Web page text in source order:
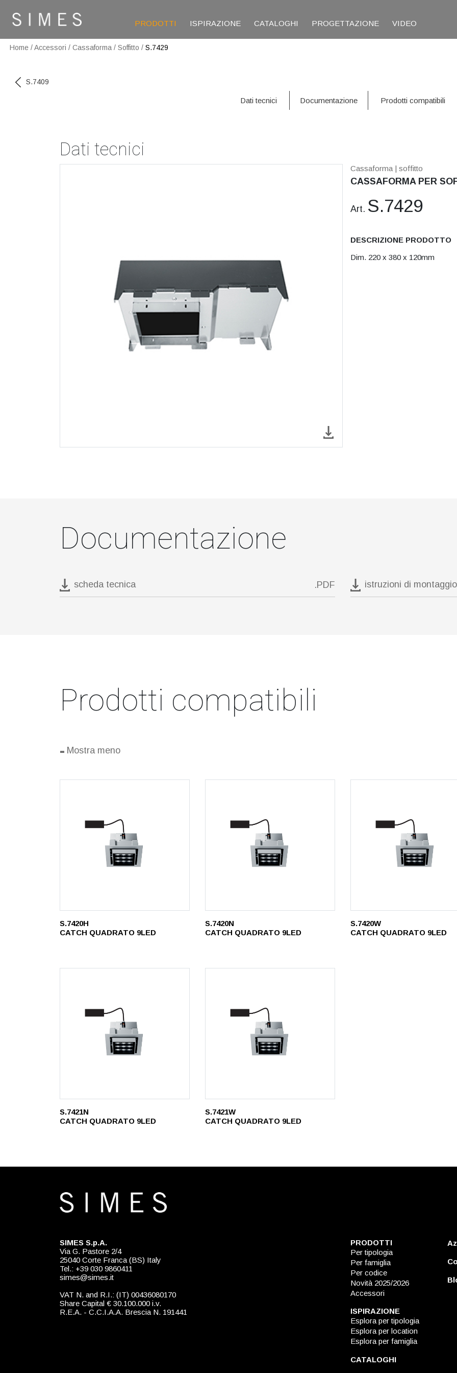
PRODOTTI ISPIRAZIONE CATALOGHI PROGETTAZIONE VIDEO
Home /Accessori / Cassaforma / Soffitto / S.7429
S.7409
Dati tecnici Documentazione Prodotti compatibili
Dati tecnici
Cassaforma | soffitto
CASSAFORMA PER
Art. S.7429
DESCRIZIONE PRODOTTO
Dim. 220 x 380 x 120mm
Documentazione
scheda tecnica .PDF istruzioni di montaggio
Prodotti compatibili
- Mostra meno
S.7420H
CATCH QUADRATO 9LED
S.7420N
CATCH QUADRATO 9LED
S.7420W
CATCH QUADRATO 9LED
S.7421N
CATCH QUADRATO 9LED
S.7421W
CATCH QUADRATO 9LED
SIMES S.p.A.
Via G. Pastore 2/4
25040 Corte Franca (BS) Italy
Tel.: +39 030 9860411
simes@simes.it
VAT N. and R.I.: (IT) 00436080170
Share Capital € 30.100.000 i.v.
R.E.A. - C.C.I.A.A. Brescia N. 191441
PRODOTTI
Per tipologia
Per famiglia
Per codice
Novità 2025/2026
Accessori
ISPIRAZIONE
Esplora per tipologia
Esplora per location
Esplora per famiglia
CATALOGHI